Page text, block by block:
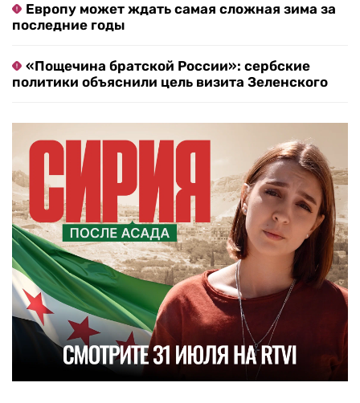
Европу может ждать самая сложная зима за
последние годы
«Пощечина братской России»: сербские
политики объяснили цель визита Зеленского